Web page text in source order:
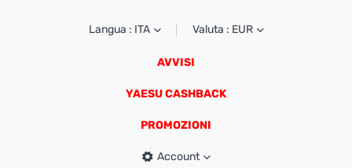
Langua : ITA Valuta : EUR
AVVISI
YAESU CASHBACK
PROMOZIONI
Account